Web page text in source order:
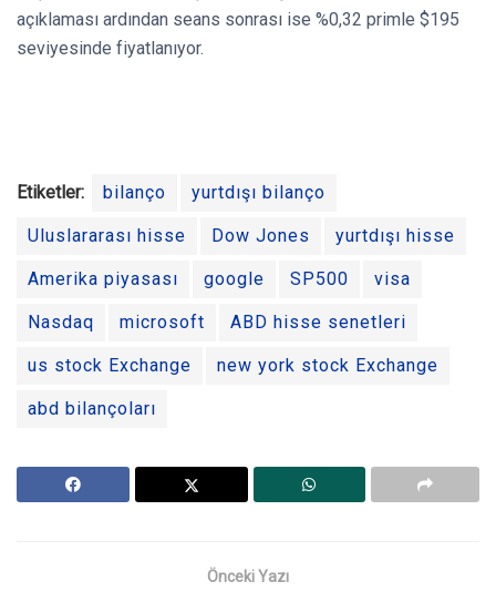
açıklaması ardından seans sonrası ise %0,32 primle $195
seviyesinde fiyatlanıyor.
Etiketler: bilanço yurtdışı bilanço
Uluslararası hisse Dow Jones yurtdışı hisse
Amerika piyasası google SP500 visa
Nasdaq microsoft ABD hisse senetleri
us stock Exchange new york stock Exchange
abd bilançoları
Önceki Yazı